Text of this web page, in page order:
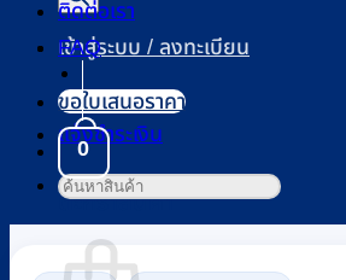
เข้าสู่ระบบ / ลงทะเบียน
0
ตะกร้าสินค้า
ติดต่อเรา
FAQ
ขอใบเสนอราคา
แจ้งชำระเงิน
ค้นหา: